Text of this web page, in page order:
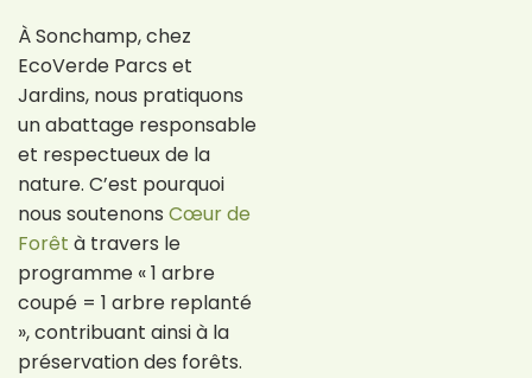
À Sonchamp, chez
EcoVerde Parcs et
Jardins, nous pratiquons
un abattage responsable
et respectueux de la
nature. C’est pourquoi
nous soutenons Cœur de
Forêt à travers le
programme « 1 arbre
coupé = 1 arbre replanté
», contribuant ainsi à la
préservation des forêts.